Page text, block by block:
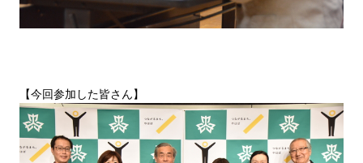
【今回参加した皆さん】